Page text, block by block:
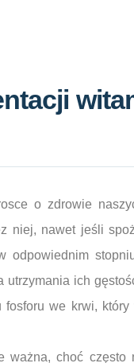
o zdrowie
niej, nawet jeśli
ich
we krwi,
choć często